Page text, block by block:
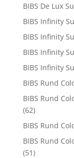
BIBS De Lux
BIBS Infinity
BIBS Infinity
BIBS Infinity
BIBS Infinity
BIBS Rund
BIBS Rund
(62)
BIBS Rund
BIBS Rund
(51)